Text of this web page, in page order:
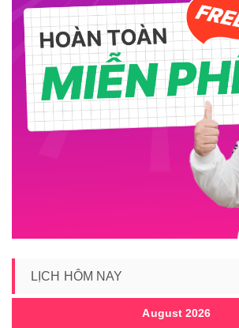
LỊCH HÔM NAY
August 2026